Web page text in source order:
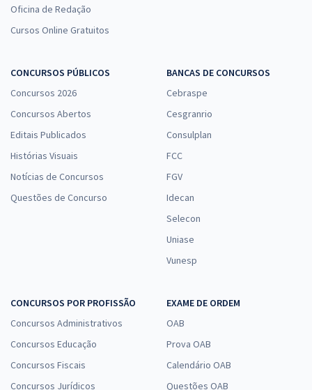
Oficina de Redação
Cursos Online Gratuitos
CONCURSOS PÚBLICOS
Concursos 2026
Concursos Abertos
Editais Publicados
Histórias Visuais
Notícias de Concursos
Questões de Concurso
BANCAS DE CONCURSOS
Cebraspe
Cesgranrio
Consulplan
FCC
FGV
Idecan
Selecon
Uniase
Vunesp
CONCURSOS POR PROFISSÃO
Concursos Administrativos
Concursos Educação
Concursos Fiscais
Concursos Jurídicos
EXAME DE ORDEM
OAB
Prova OAB
Calendário OAB
Questões OAB